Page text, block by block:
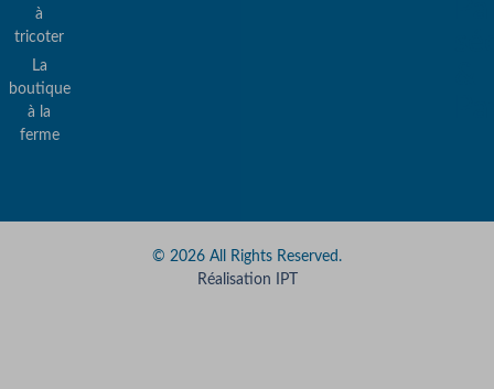
à
tricoter
La
boutique
à la
ferme
© 2026 All Rights Reserved.
Réalisation IPT